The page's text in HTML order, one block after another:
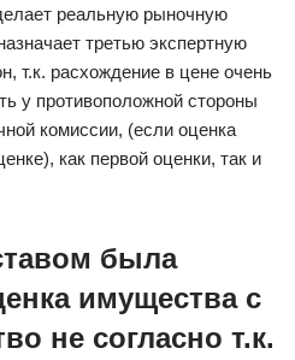
реальную рыночную
третью экспертную
т.к. расхождение в цене очень
у противоположной стороны
комиссии, (если оценка
как первой оценки, так и
была
имущества с
не согласно т.к.